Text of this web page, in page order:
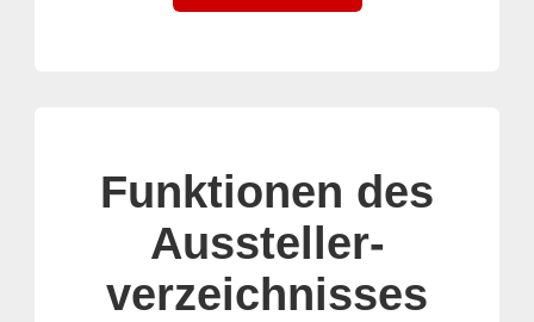
Funktionen des
Aussteller-
verzeichnisses